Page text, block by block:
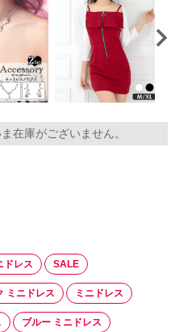
在庫がございません。
ドレス SALE
ミニドレス ミニドレス
ブルー ミニドレス